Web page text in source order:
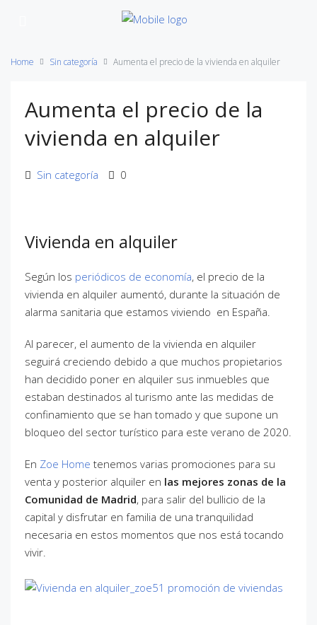
Home Sin categoría Aumenta el precio de la vivienda en alquiler
Aumenta el precio de la
vivienda en alquiler
Sin categoría 0
Vivienda en alquiler
Según los periódicos de economía, el precio de la
vivienda en alquiler aumentó, durante la situación de
alarma sanitaria que estamos viviendo en España.
Al parecer, el aumento de la vivienda en alquiler
seguirá creciendo debido a que muchos propietarios
han decidido poner en alquiler sus inmuebles que
estaban destinados al turismo ante las medidas de
confinamiento que se han tomado y que supone un
bloqueo del sector turístico para este verano de 2020.
En Zoe Home tenemos varias promociones para su
venta y posterior alquiler en las mejores zonas de la
Comunidad de Madrid, para salir del bullicio de la
capital y disfrutar en familia de una tranquilidad
necesaria en estos momentos que nos está tocando
vivir.